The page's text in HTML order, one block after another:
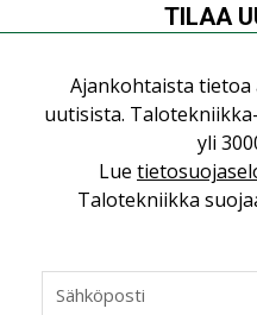
LUETUIMMAT
LEHDEN ARTIKKELIT
Jarno Hacklin
saman katon alle”
TILAA
Ajankohtaista tietoa
uutisista.
yli
Lue
Talotekniikka